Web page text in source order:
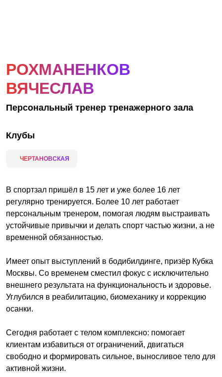
РОХМАНЕНКОВ
ВЯЧЕСЛАВ
Персональный тренер тренажерного зала
Клубы
ЧЕРТАНОВСКАЯ
В спортзал пришёл в 15 лет и уже более 16 лет
регулярно тренируется. Более 10 лет работает
персональным тренером, помогая людям выстраивать
устойчивые привычки и делать спорт частью жизни, а не
временной обязанностью.
Имеет опыт выступлений в бодибилдинге, призёр Кубка
Москвы. Со временем сместил фокус с исключительно
внешнего результата на функциональность и здоровье.
Углубился в реабилитацию, биомеханику и коррекцию
осанки.
Сегодня работает с телом комплексно: помогает
клиентам избавиться от ограничений, двигаться
свободно и формировать сильное, выносливое тело для
активной жизни.